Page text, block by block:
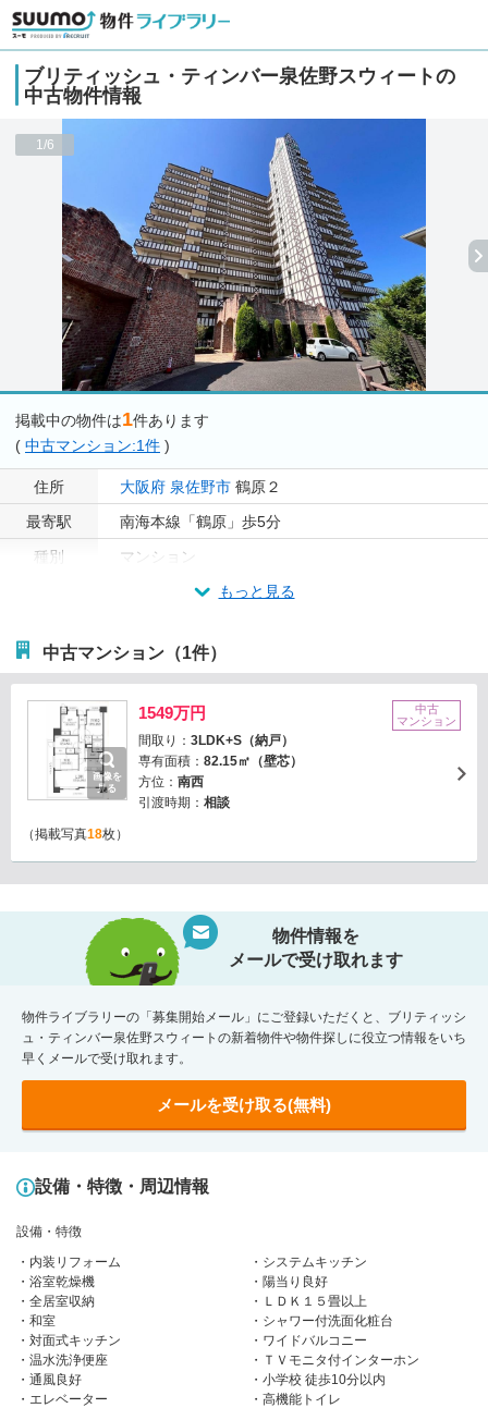
ブリティッシュ・ティンバー泉佐野スウィートの
中古物件情報
1/6
掲載中の物件は1件あります
( 中古マンション:1件 )
住所 大阪府 泉佐野市 鶴原２
最寄駅
南海本線「鶴原」歩5分
種別
マンション
もっと見る
中古マンション（1件）
画像を
見る
1549万円
間取り： 3LDK+S（納戸）
専有面積： 82.15㎡（壁芯）
方位： 南西
引渡時期： 相談
中古
マンション
（掲載写真18枚）
物件情報を
メールで受け取れます
物件ライブラリーの「募集開始メール」にご登録いただくと、ブリティッシ
ュ・ティンバー泉佐野スウィートの新着物件や物件探しに役立つ情報をいち
早くメールで受け取れます。
メールを受け取る(無料)
設備・特徴・周辺情報
設備・特徴
内装リフォーム
システムキッチン
浴室乾燥機
陽当り良好
全居室収納
ＬＤＫ１５畳以上
和室
シャワー付洗面化粧台
対面式キッチン
ワイドバルコニー
温水洗浄便座
ＴＶモニタ付インターホン
通風良好
小学校 徒歩10分以内
エレベーター
高機能トイレ